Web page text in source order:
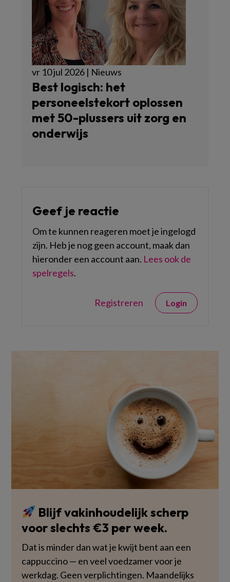
vr 10 jul 2026 | Nieuws
Best logisch: het
personeelstekort oplossen
met 50-plussers uit zorg en
onderwijs
Geef je reactie
Om te kunnen reageren moet je ingelogd
zijn. Heb je nog geen account, maak dan
hieronder een account aan. Lees ook de
spelregels.
Registreren Login
Blijf vakinhoudelijk scherp
voor slechts €3 per week.
Dat is minder dan wat je kwijt bent aan een
cappuccino — en veel voedzamer voor je
werkdag. Geen verplichtingen. Maandelijks